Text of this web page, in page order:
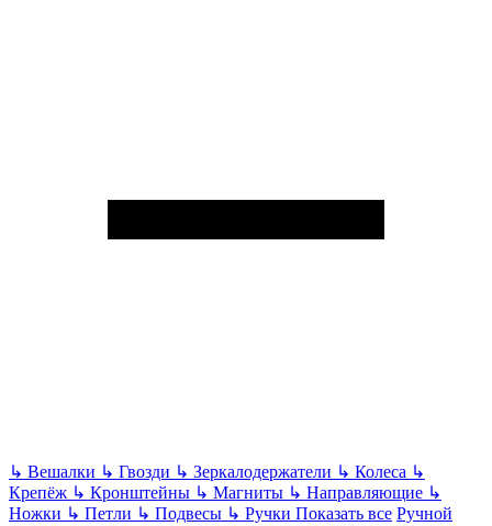
↳ Вешалки ↳ Гвозди ↳ Зеркалодержатели ↳ Колеса ↳
Крепёж ↳ Кронштейны ↳ Магниты ↳ Направляющие ↳
Ножки ↳ Петли ↳ Подвесы ↳ Ручки Показать все Ручной